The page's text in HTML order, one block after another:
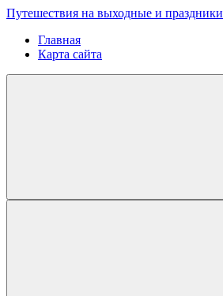
Путешествия на выходные и праздники
Главная
Карта сайта